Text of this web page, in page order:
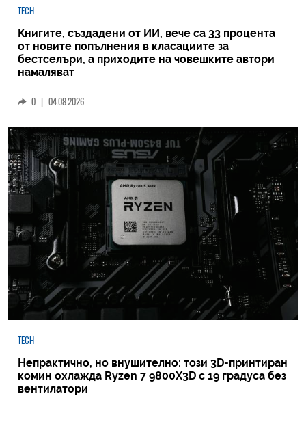
TECH
Книгите, създадени от ИИ, вече са 33 процента
от новите попълнения в класациите за
бестселъри, а приходите на човешките автори
намаляват
0 | 04.08.2026
TECH
Непрактично, но внушително: този 3D-принтиран
комин охлажда Ryzen 7 9800X3D с 19 градуса без
вентилатори